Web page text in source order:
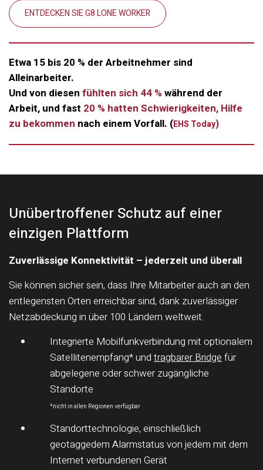
ENTDECKEN SIE G8 LONE WORKER
Etwa 15 bis 20 % der Arbeitnehmer sind
Alleinarbeiter.
Und von diesen fühlten sich 44 % während der
Arbeit, und fast 20 % hatten Schwierigkeiten, Hilfe
zu bekommen nach einem Vorfall. (EHS Today)
Unübertroffener Schutz auf einer
einzigen Plattform
Zuverlässige Konnektivität – jederzeit und überall
Sie können sicher sein, dass Ihre Mitarbeiter auch an den
entlegensten Orten erreichbar sind, dank zuverlässiger
Netzabdeckung in über 100 Ländern weltweit.
Integrierte Mobilfunkverbindung mit optionalem
Satellitenempfang* und tragbarer Bridgefür
abgelegene oder schwer zugängliche
Standorte
*nicht in allen Regionen verfügbar
Standorttechnologie, einschließlich
geotaggedem Alarmstatus von jedem mit dem
Internet verbundenen Gerät